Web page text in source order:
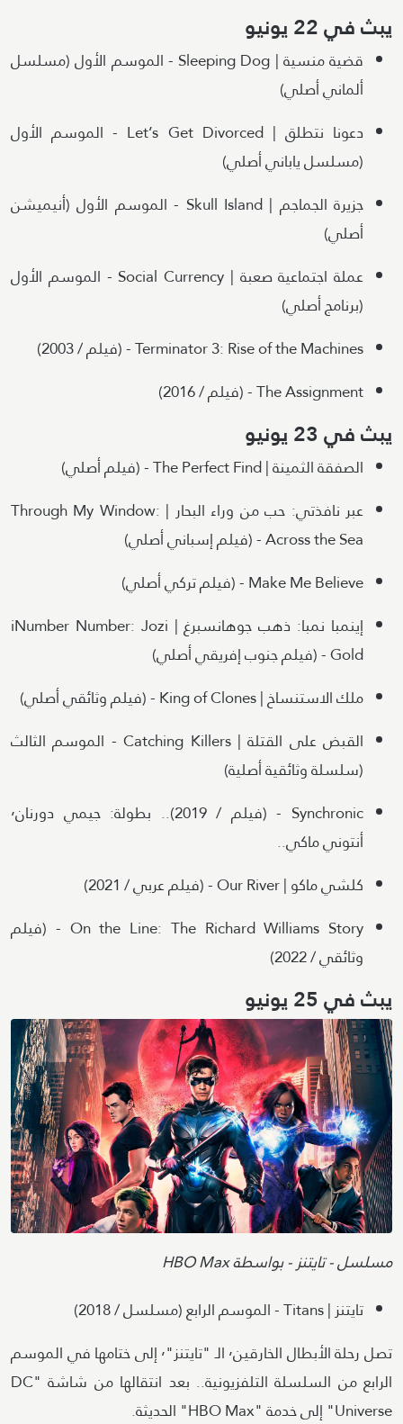
يبث في 22 يونيو
قضية منسية | Sleeping Dog - الموسم الأول (مسلسل
ألماني أصلي)
دعونا نتطلق | Let’s Get Divorced - الموسم الأول
(مسلسل ياباني أصلي)
جزيرة الجماجم | Skull Island - الموسم الأول (أنيميشن
أصلي)
عملة اجتماعية صعبة | Social Currency - الموسم الأول
(برنامج أصلي)
Terminator 3: Rise of the Machines - (فيلم / 2003)
The Assignment - (فيلم / 2016)
يبث في 23 يونيو
الصفقة الثمينة | The Perfect Find - (فيلم أصلي)
عبر نافذتي: حب من وراء البحار | Through My Window:
Across the Sea - (فيلم إسباني أصلي)
Make Me Believe - (فيلم تركي أصلي)
إينمبا نمبا: ذهب جوهانسبرغ | iNumber Number: Jozi
Gold - (فيلم جنوب إفريقي أصلي)
ملك الاستنساخ | King of Clones - (فيلم وثائقي أصلي)
القبض على القتلة | Catching Killers - الموسم الثالث
(سلسلة وثائقية أصلية)
Synchronic - (فيلم / 2019).. بطولة: جيمي دورنان٬
أنتوني ماكي..
كلشي ماكو | Our River - (فيلم عربي / 2021)
On the Line: The Richard Williams Story - (فيلم
وثائقي / 2022)
يبث في 25 يونيو
Image
Attribution
مسلسل - تايتنز - بواسطة HBO Max
تايتنز | Titans - الموسم الرابع (مسلسل / 2018)
تصل رحلة الأبطال الخارقين٬ الـ "تايتنز"٬ إلى ختامها في الموسم
الرابع من السلسلة التلفزيونية.. بعد انتقالها من شاشة "DC
Universe" إلى خدمة "HBO Max" الحديثة.